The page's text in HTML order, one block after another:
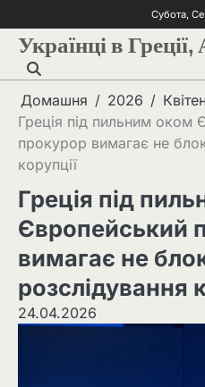
Субота,
Українці в
Домашня 2026
Греція під пильним оком
прокурор вимагає не
корупції
Греція під
Європейський
вимагає не
розслідування
24.04.2026